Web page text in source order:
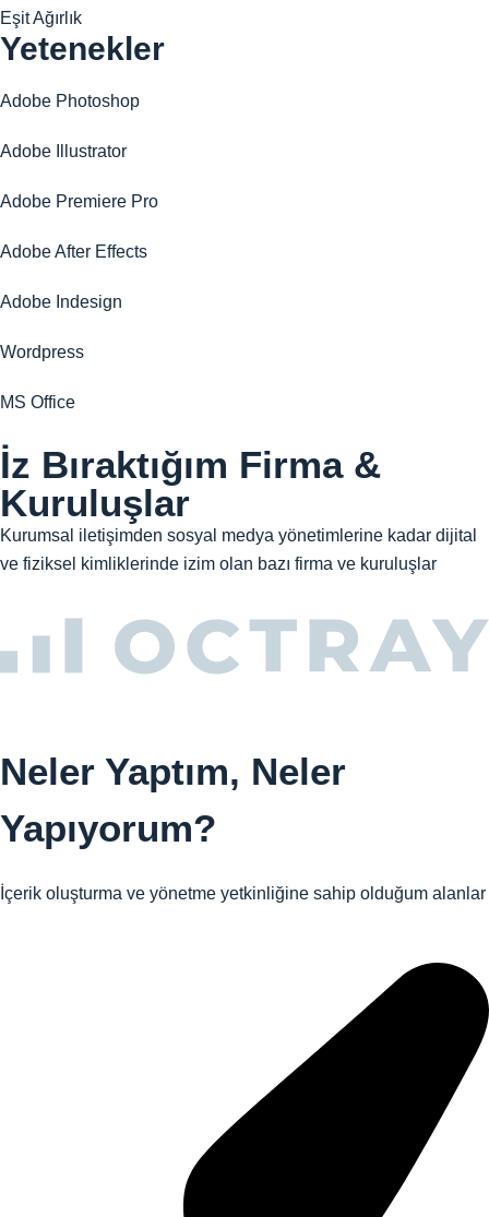
Eşit Ağırlık
Yetenekler
Adobe Photoshop
Adobe Illustrator
Adobe Premiere Pro
Adobe After Effects
Adobe Indesign
Wordpress
MS Office
İz Bıraktığım Firma &
Kuruluşlar
Kurumsal iletişimden sosyal medya yönetimlerine kadar dijital
ve fiziksel kimliklerinde izim olan bazı firma ve kuruluşlar
Neler Yaptım, Neler
Yapıyorum?
İçerik oluşturma ve yönetme yetkinliğine sahip olduğum alanlar